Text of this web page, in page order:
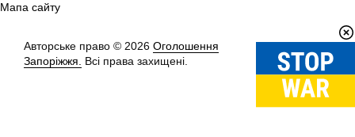
Мапа сайту
Авторське право © 2026 Оголошення
Запоріжжя.
Всі права захищені.
Вгору↑